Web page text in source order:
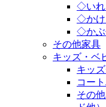
◇いれ
◇かけ
◇かぶ
その他家具
キッズ・ベ
キッ
コー
その